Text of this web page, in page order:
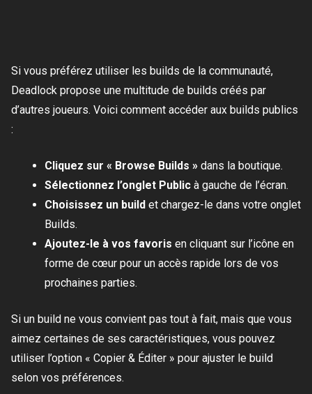
Si vous préférez utiliser les builds de la communauté,
Deadlock propose une multitude de builds créés par
d’autres joueurs. Voici comment accéder aux builds publics
:
Cliquez sur « Browse Builds » dans la boutique.
Sélectionnez l’onglet Public à gauche de l’écran.
Choisissez un build et chargez-le dans votre onglet
Builds.
Ajoutez-le à vos favoris en cliquant sur l’icône en
forme de cœur pour un accès rapide lors de vos
prochaines parties.
Si un build ne vous convient pas tout à fait, mais que vous
aimez certaines de ses caractéristiques, vous pouvez
utiliser l’option « Copier & Éditer » pour ajuster le build
selon vos préférences.